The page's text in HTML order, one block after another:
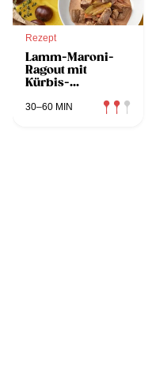
Rezept
Lamm-Maroni-
Ragout mit
Kürbis-
30–60 MIN